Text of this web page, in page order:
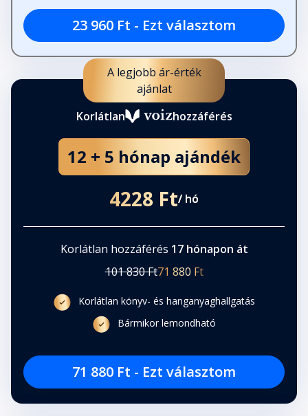
23 960 Ft - Ezt választom
A legjobb ár-érték
ajánlat
Korlátlan
hozzáférés
12 + 5 hónap ajándék
4228 Ft/ hó
Korlátlan hozzáférés 17 hónapon át
101 830 Ft71 880 Ft
Korlátlan könyv- és hanganyaghallgatás
Bármikor lemondható
71 880 Ft - Ezt választom